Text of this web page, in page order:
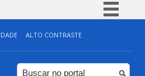
Simplifique!
Comunica BR
Participe
ALTO CONTRASTE